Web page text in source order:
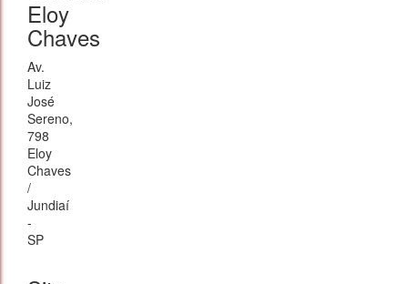
Eloy
Chaves
Av.
Luiz
José
Sereno,
798
Eloy
Chaves
/
Jundiaí
-
SP